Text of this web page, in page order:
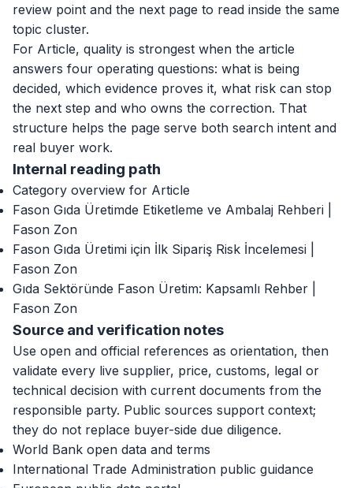
review point and the next page to read inside the same
topic cluster.
For Article, quality is strongest when the article
answers four operating questions: what is being
decided, which evidence proves it, what risk can stop
the next step and who owns the correction. That
structure helps the page serve both search intent and
real buyer work.
Internal reading path
Category overview for Article
Fason Gıda Üretimde Etiketleme ve Ambalaj Rehberi |
Fason Zon
Fason Gıda Üretimi için İlk Sipariş Risk İncelemesi |
Fason Zon
Gıda Sektöründe Fason Üretim: Kapsamlı Rehber |
Fason Zon
Source and verification notes
Use open and official references as orientation, then
validate every live supplier, price, customs, legal or
technical decision with current documents from the
responsible party. Public sources support context;
they do not replace buyer-side due diligence.
World Bank open data and terms
International Trade Administration public guidance